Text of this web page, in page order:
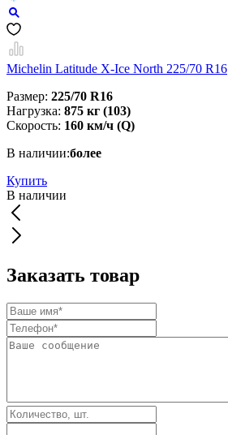
Michelin Latitude X-Ice North 225/70 R16
Размер: 225/70 R16
Нагрузка: 875 кг (103)
Скорость: 160 км/ч (Q)
В наличии:более
Купить
В наличии
Заказать товар